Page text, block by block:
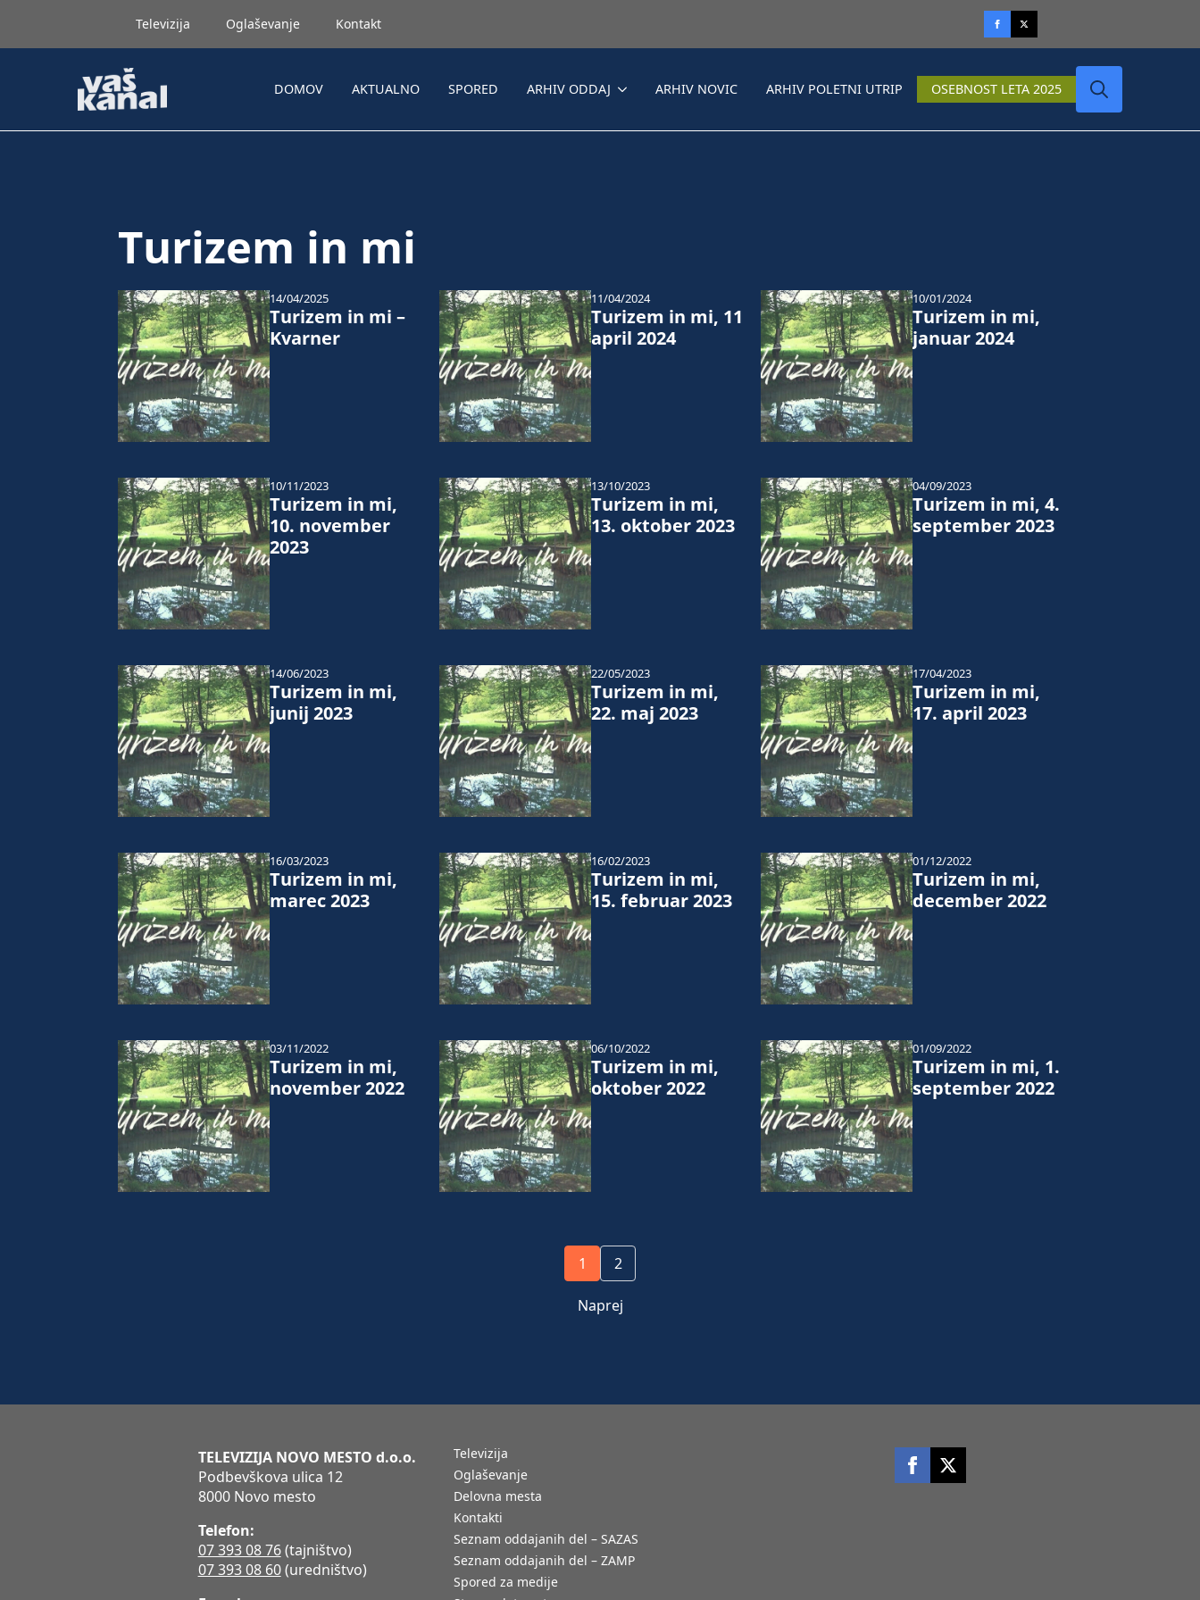
Televizija Oglaševanje Kontakt
DOMOV AKTUALNO SPORED ARHIV ODDAJ ARHIV NOVIC ARHIV POLETNI UTRIP OSEBNOST LETA 2025
Turizem in mi
Turizem in mi –
Kvarner
14/04/2025
Turizem in mi, 11
april 2024
11/04/2024
Turizem in mi,
januar 2024
10/01/2024
Turizem in mi,
10. november
2023
10/11/2023
Turizem in mi,
13. oktober 2023
13/10/2023
Turizem in mi, 4.
september 2023
04/09/2023
Turizem in mi,
junij 2023
14/06/2023
Turizem in mi,
22. maj 2023
22/05/2023
Turizem in mi,
17. april 2023
17/04/2023
Turizem in mi,
marec 2023
16/03/2023
Turizem in mi,
15. februar 2023
16/02/2023
Turizem in mi,
december 2022
01/12/2022
Turizem in mi,
november 2022
03/11/2022
Turizem in mi,
oktober 2022
06/10/2022
Turizem in mi, 1.
september 2022
01/09/2022
1 2
Naprej
TELEVIZIJA NOVO MESTO d.o.o.
Podbevškova ulica 12
8000 Novo mesto
Telefon:
07 393 08 76(tajništvo)
07 393 08 60(uredništvo)
Televizija
Oglaševanje
Delovna mesta
Kontakti
Seznam oddajanih del – SAZAS
Seznam oddajanih del – ZAMP
Spored za medije